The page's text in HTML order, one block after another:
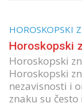
HOROSKOPSKI
Horoskopski
Horoskopski
Horoskopski
nezavisnosti i
znaku su